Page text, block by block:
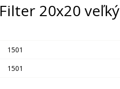
Filter 20x20 veľký
1501
1501